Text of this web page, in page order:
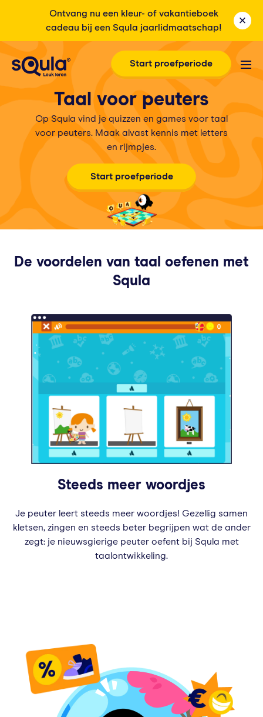
Ontvang nu een kleur- of vakantieboek
cadeau bij een Squla jaarlidmaatschap!
Start proefperiode
Taalvoor peuters
Op Squla vind je quizzen en games voor taal
voor peuters. Maak alvast kennis met letters
en rijmpjes.
Start proefperiode
De voordelen van taal oefenen met
Squla
Steeds meer woordjes
Je peuter leert steeds meer woordjes! Gezellig samen
kletsen, zingen en steeds beter begrijpen wat de ander
zegt: je nieuwsgierige peuter oefent bij Squla met
taalontwikkeling.